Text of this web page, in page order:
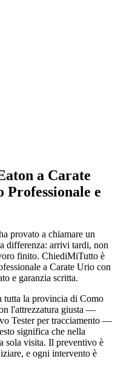
a Carate
e
provato a chiamare un
differenza: arrivi tardi, non
finito. ChiediMiTutto è
a Carate Urio con
e garanzia scritta.
tutta la provincia di Como
l'attrezzatura giusta —
Tester per tracciamento —
significa che nella
sola visita. Il preventivo è
e ogni intervento è